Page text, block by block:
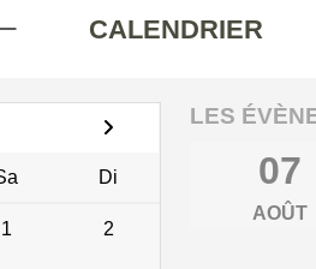
CALENDRIER
Di
1 2
LES
07
AOÛT